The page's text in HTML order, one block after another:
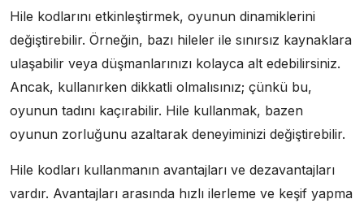
Hile kodlarını etkinleştirmek, oyunun dinamiklerini
değiştirebilir. Örneğin, bazı hileler ile sınırsız kaynaklara
ulaşabilir veya düşmanlarınızı kolayca alt edebilirsiniz.
Ancak, kullanırken dikkatli olmalısınız; çünkü bu,
oyunun tadını kaçırabilir. Hile kullanmak, bazen
oyunun zorluğunu azaltarak deneyiminizi değiştirebilir.
Hile kodları kullanmanın avantajları ve dezavantajları
vardır. Avantajları arasında hızlı ilerleme ve keşif yapma